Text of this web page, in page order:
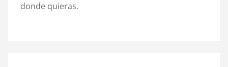
donde quieras.